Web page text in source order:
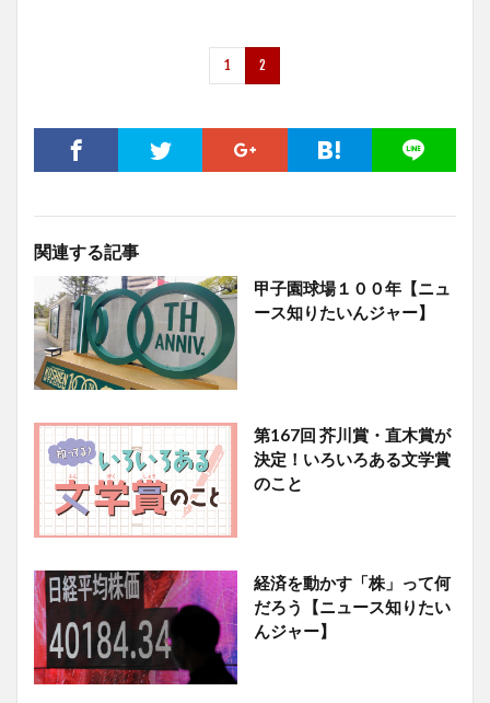
1 2
関連する記事
甲子園球場１００年【ニュ
ース知りたいんジャー】
第167回 芥川賞・直木賞が
決定！いろいろある文学賞
のこと
経済を動かす「株」って何
だろう【ニュース知りたい
んジャー】